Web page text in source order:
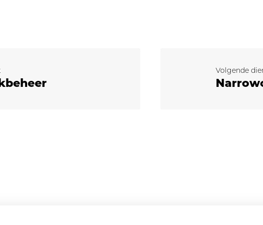
Volgende